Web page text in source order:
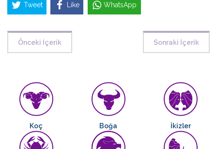
Tweet Like WhatsApp
Önceki İçerik Sonraki İçerik
Koç Boğa İkizler